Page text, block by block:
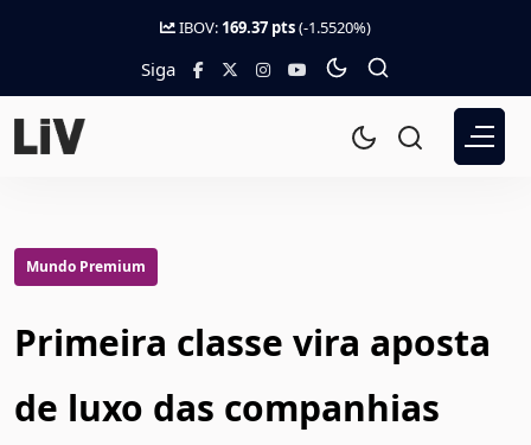
IBOV: 169.37 pts(-1.5520%)
Siga
Mundo Premium
Primeira classe vira aposta
de luxo das companhias